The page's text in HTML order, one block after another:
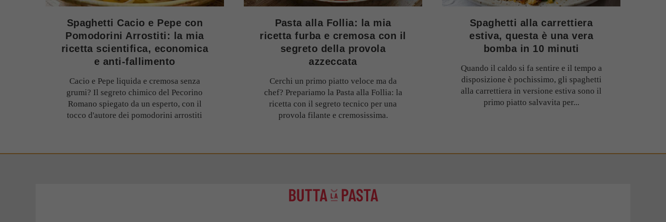
Spaghetti Cacio e Pepe con
Pomodorini Arrostiti: la mia
ricetta scientifica, economica
e anti-fallimento
Cacio e Pepe liquida e cremosa senza
grumi? Il segreto chimico del Pecorino
Romano spiegato da un esperto, con il
tocco d'autore dei pomodorini arrostiti
Pasta alla Follia: la mia
ricetta furba e cremosa con il
segreto della provola
azzeccata
Cerchi un primo piatto veloce ma da
chef? Prepariamo la Pasta alla Follia: la
ricetta con il segreto tecnico per una
provola filante e cremosissima.
Spaghetti alla carrettiera
estiva, questa è una vera
bomba in 10 minuti
Quando il caldo si fa sentire e il tempo a
disposizione è pochissimo, gli spaghetti
alla carrettiera in versione estiva sono il
primo piatto salvavita per...